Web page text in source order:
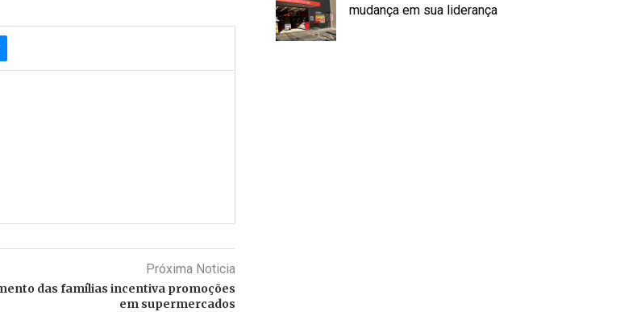
Próxima Noticia
das famílias incentiva promoções
em supermercados
mudança em sua liderança